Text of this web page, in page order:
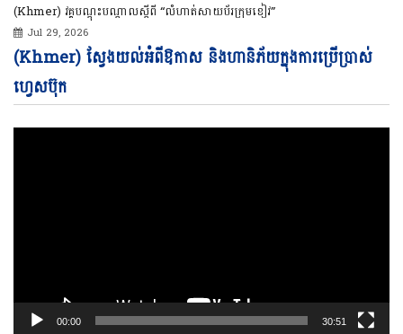
(Khmer) វគ្គបណ្ដុះបណ្ដាលស្ដីពី “លំហាត់សាយប័រក្រុមខៀវ”
Jul 29, 2026
(Khmer) ស្វែងយល់អំពីឱកាស និងហានិភ័យក្នុងការប្រើប្រាស់
ហ្វេសប៊ុក
00:00 30:51